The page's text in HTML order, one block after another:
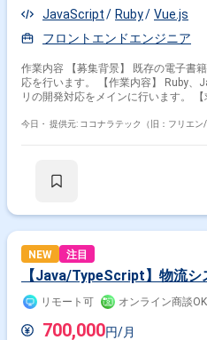
JavaScript
Ruby
Vue.js
フロントエンドエンジニア
作業内容 【募集背景】 既存の電子書
応を行います。 【作業内容】 Ruby、JavaScript、Vue.jsを用いて既存アプ
リの開発対応をメインに行います。 【求める人物像】 【ポジションの魅
発環境】 Ruby、JavaScript、Vue.js、
今日・ 提供元: ココナラテック（旧：フリエン/
NEW 注目
【Java/TypeScript】物流
リモート可 オンライン商談OK
700,000円/月